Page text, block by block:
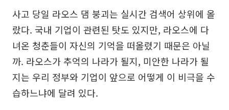
사고 당일 라오스 댐 붕괴는 실시간 검색어 상위에 올
랐다. 국내 기업이 관련된 탓도 있지만, 라오스에 다
녀온 청춘들이 자신의 기억을 떠올렸기 때문은 아닐
까. 라오스가 추억의 나라가 될지, 미안한 나라가 될
지는 우리 정부와 기업이 앞으로 어떻게 이 비극을 수
습하느냐에 달려 있다.